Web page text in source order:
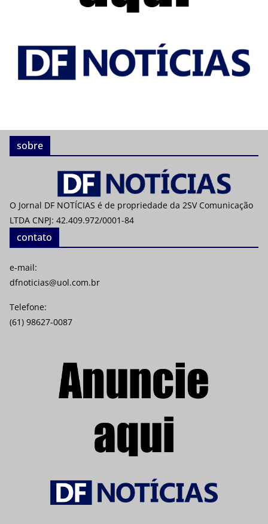
sobre
O Jornal DF NOTÍCIAS é de propriedade da 2SV Comunicação
LTDA CNPJ: 42.409.972/0001-84
contato
e-mail:
dfnoticias@uol.com.br
Telefone:
(61) 98627-0087